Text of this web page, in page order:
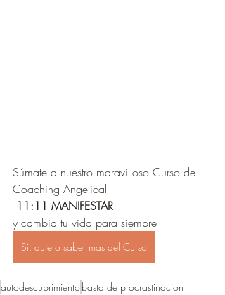
Súmate a nuestro maravilloso Curso de
Coaching Angelical
11:11 MANIFESTAR
y cambia tu vida para siempre
Si, quiero saber mas del Curso
autodescubrimientobasta de procrastinacion